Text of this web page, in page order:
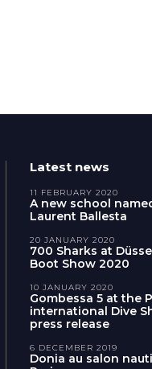
Latest news
A new school
Laurent Ballesta
11 FEBRUARY 2020
700 Sharks at
Boot Show 2020
20 JANUARY 2020
Gombessa 5 at the
international Dive
press release
10 JANUARY 2020
Donia au salon
6 DECEMBER 2019